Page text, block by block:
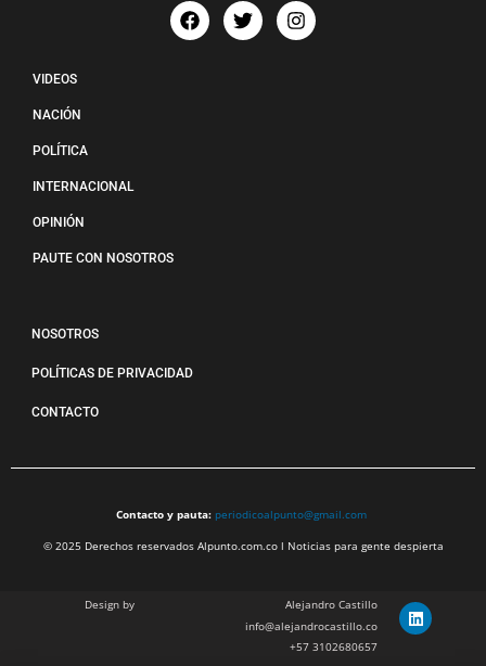
VIDEOS
NACIÓN
POLÍTICA
INTERNACIONAL
OPINIÓN
PAUTE CON NOSOTROS
NOSOTROS
POLÍTICAS DE PRIVACIDAD
CONTACTO
Contacto y pauta: periodicoalpunto@gmail.com
© 2025 Derechos reservados Alpunto.com.co l Noticias para gente despierta
Design by
Alejandro Castillo
info@alejandrocastillo.co
+57 3102680657